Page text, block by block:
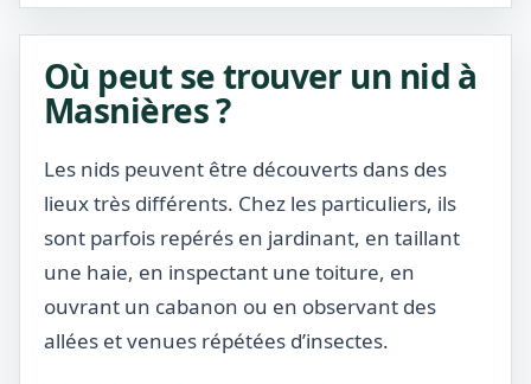
Où peut se trouver un nid à
Masnières ?
Les nids peuvent être découverts dans des
lieux très différents. Chez les particuliers, ils
sont parfois repérés en jardinant, en taillant
une haie, en inspectant une toiture, en
ouvrant un cabanon ou en observant des
allées et venues répétées d’insectes.